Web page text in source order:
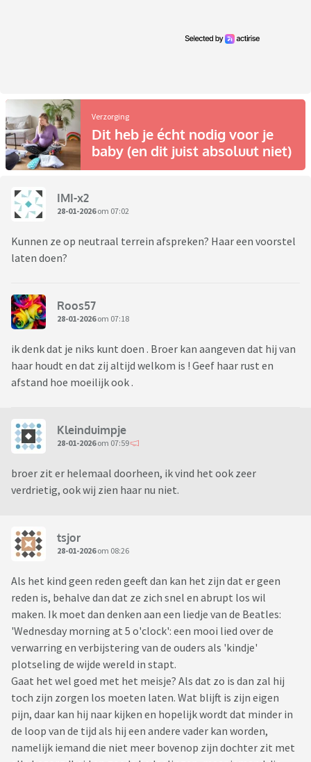
Verzorging
Dit heb je écht nodig voor je
baby (en dit juist absoluut niet)
IMI-x2
28-01-2026om 07:02
Kunnen ze op neutraal terrein afspreken? Haar een voorstel
laten doen?
Roos57
28-01-2026om 07:18
ik denk dat je niks kunt doen . Broer kan aangeven dat hij van
haar houdt en dat zij altijd welkom is ! Geef haar rust en
afstand hoe moeilijk ook .
Kleinduimpje
28-01-2026om 07:59
broer zit er helemaal doorheen, ik vind het ook zeer
verdrietig, ook wij zien haar nu niet.
tsjor
28-01-2026om 08:26
Als het kind geen reden geeft dan kan het zijn dat er geen
reden is, behalve dan dat ze zich snel en abrupt los wil
maken. Ik moet dan denken aan een liedje van de Beatles:
'Wednesday morning at 5 o'clock': een mooi lied over de
verwarring en verbijstering van de ouders als 'kindje'
plotseling de wijde wereld in stapt.
Gaat het wel goed met het meisje? Als dat zo is dan zal hij
toch zijn zorgen los moeten laten. Wat blijft is zijn eigen
pijn, daar kan hij naar kijken en hopelijk wordt dat minder in
de loop van de tijd als hij een andere vader kan worden,
namelijk iemand die niet meer bovenop zijn dochter zit met